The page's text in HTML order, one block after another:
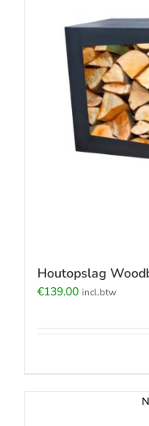
Houtopslag
€139.00 incl.btw